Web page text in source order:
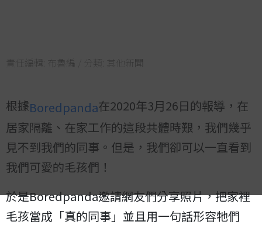
責任編輯: 布魯編 / 分類: 其他新聞
根據Boredpanda在2020年3月26日的報導，在
居家隔離、在家工作的這段共體時艱，我們幾乎
見不到我們的同事。但是，我們卻可以一直看到
我們可愛的毛孩們！
於是Boredpanda邀請網友們分享照片，把家裡
毛孩當成「真的同事」並且用一句話形容牠們